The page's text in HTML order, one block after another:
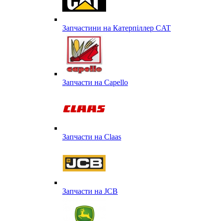
Запчастини на Катерпіллер CAT
Запчасти на Capello
Запчасти на Сlaas
Запчасти на JCB